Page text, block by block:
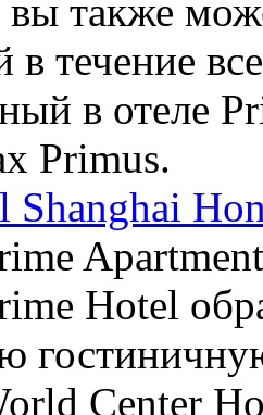
также
течение
в отеле
Primus.
Shanghai
Hotel
Center